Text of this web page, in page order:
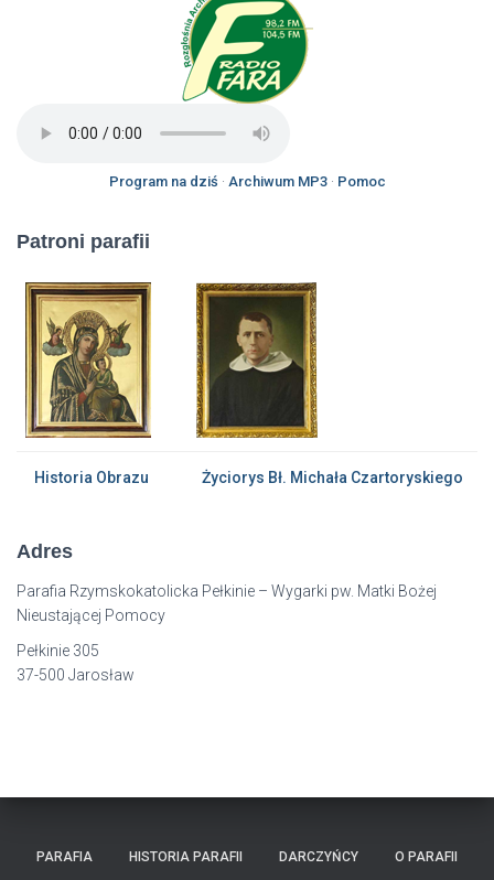
Program na dziś · Archiwum MP3· Pomoc
Patroni parafii
Historia Obrazu Życiorys Bł. Michała Czartoryskiego
Adres
Parafia Rzymskokatolicka Pełkinie – Wygarki pw. Matki Bożej
Nieustającej Pomocy
Pełkinie 305
37-500 Jarosław
PARAFIA HISTORIA PARAFII DARCZYŃCY O PARAFII